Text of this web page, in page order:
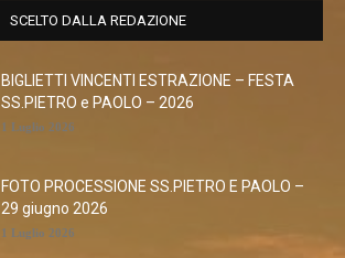
SCELTO DALLA REDAZIONE
BIGLIETTI VINCENTI ESTRAZIONE – FESTA
SS.PIETRO e PAOLO – 2026
1 Luglio 2026
FOTO PROCESSIONE SS.PIETRO E PAOLO –
29 giugno 2026
1 Luglio 2026